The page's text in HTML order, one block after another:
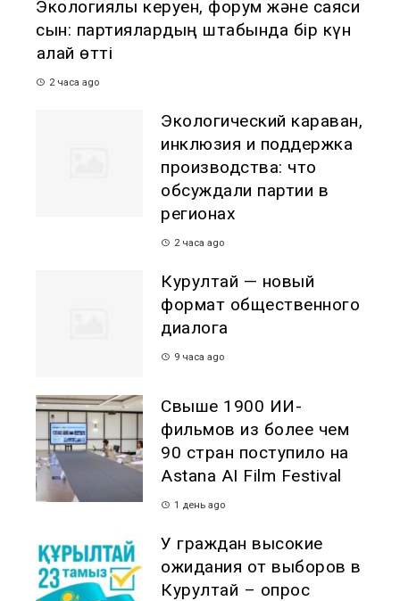
Экологиялық керуен, форум және саяси
сын: партиялардың штабында бір күн
қалай өтті
2 часа ago
Экологический караван,
инклюзия и поддержка
производства: что
обсуждали партии в
регионах
2 часа ago
Курултай — новый
формат общественного
диалога
9 часа ago
Свыше 1900 ИИ-
фильмов из более чем
90 стран поступило на
Astana AI Film Festival
1 день ago
У граждан высокие
ожидания от выборов в
Курултай – опрос